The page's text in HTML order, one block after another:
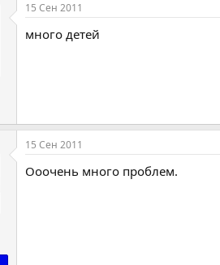
15 Сен 2011
много детей
15 Сен 2011
Ооочень много проблем.